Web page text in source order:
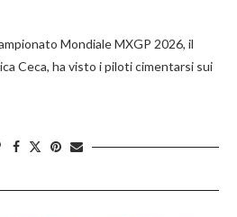
Mondiale MXGP 2026, il
Ceca, ha visto i piloti cimentarsi sui